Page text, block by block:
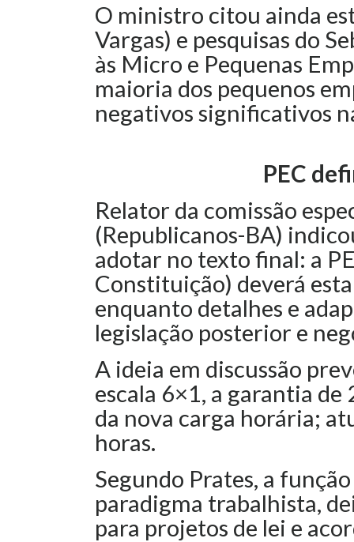
O ministro citou ainda
Vargas) e pesquisas do
às Micro e Pequenas
maioria dos pequenos
negativos significativos
PEC
Relator da comissão
(Republicanos-BA)
adotar no texto final: a
Constituição) deverá
enquanto detalhes e
legislação posterior e
A ideia em discussão
escala 6×1, a garantia de
da nova carga horária;
horas.
Segundo Prates, a
paradigma trabalhista,
para projetos de lei e